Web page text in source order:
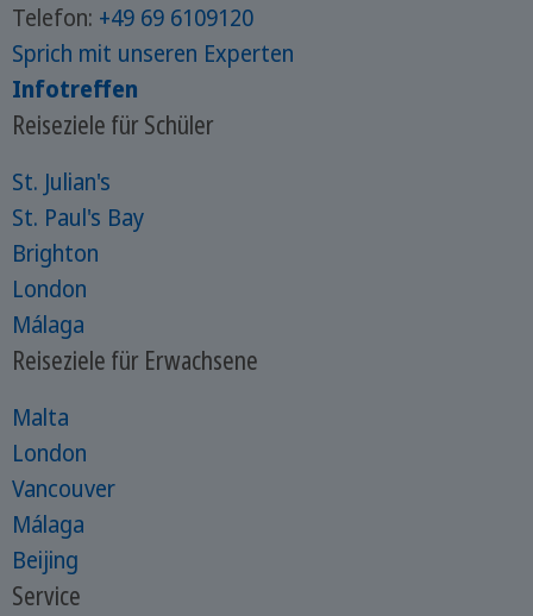
Telefon: +49 69 6109120
Sprich mit unseren Experten
Infotreffen
Reiseziele für Schüler
St. Julian's
St. Paul's Bay
Brighton
London
Málaga
Reiseziele für Erwachsene
Malta
London
Vancouver
Málaga
Beijing
Service